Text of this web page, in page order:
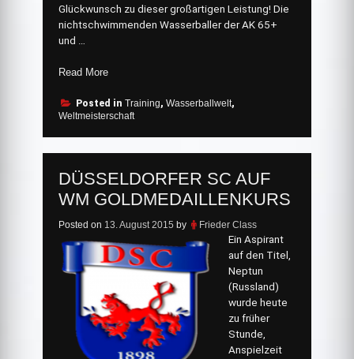
Glückwunsch zu dieser großartigen Leistung! Die
nichtschwimmenden Wasserballer der AK 65+
und …
Read More„Dieter
holte
in
Weltrekordzeit
seine
Goldmedaille!“
Posted in Training, Wasserballwelt,
Weltmeisterschaft
DÜSSELDORFER SC AUF
WM GOLDMEDAILLENKURS
Posted on 13. August 2015 by Frieder Class
Ein Aspirant
auf den Titel,
Neptun
(Russland)
wurde heute
zu früher
Stunde,
Anspielzeit